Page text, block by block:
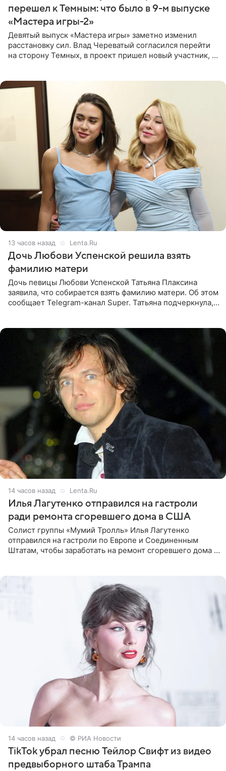
перешел к Темным: что было в 9-м выпуске
«Мастера игры-2»
Девятый выпуск «Мастера игры» заметно изменил
расстановку сил. Влад Череватый согласился перейти
на сторону Темных, в проект пришел новый участник, а
13 часов назад Lenta.Ru
Дочь Любови Успенской решила взять
фамилию матери
Дочь певицы Любови Успенской Татьяна Плаксина
заявила, что собирается взять фамилию матери. Об этом
сообщает Telegram-канал Super. Татьяна подчеркнула,
14 часов назад Lenta.Ru
Илья Лагутенко отправился на гастроли
ради ремонта сгоревшего дома в США
Солист группы «Мумий Тролль» Илья Лагутенко
отправился на гастроли по Европе и Соединенным
Штатам, чтобы заработать на ремонт сгоревшего дома в
14 часов назад © РИА Новости
TikTok убрал песню Тейлор Свифт из видео
предвыборного штаба Трампа